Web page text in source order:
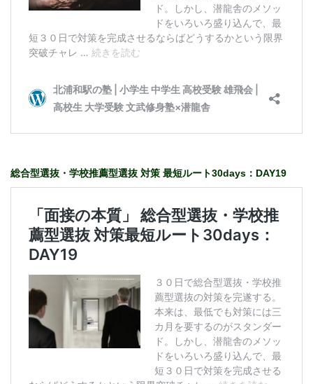
総合型選抜・学校推薦型選抜 対策 最短ルート30days：DAY19